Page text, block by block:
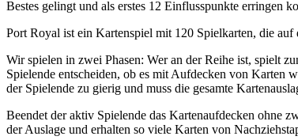
Bestes gelingt und als erstes 12 Einflusspunkte erringen
Port Royal ist ein Kartenspiel mit 120 Spielkarten, die
Wir spielen in zwei Phasen: Wer an der Reihe ist, spielt
Spielende entscheiden, ob es mit Aufdecken von Karten
der Spielende zu gierig und muss die gesamte
Beendet der aktiv Spielende das Kartenaufdecken ohne
der Auslage und erhalten so viele Karten von